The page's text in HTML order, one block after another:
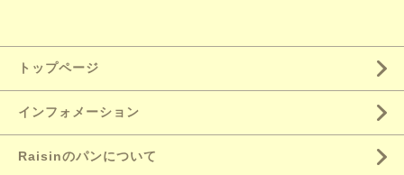
トップページ
インフォメーション
Raisinのパンについて